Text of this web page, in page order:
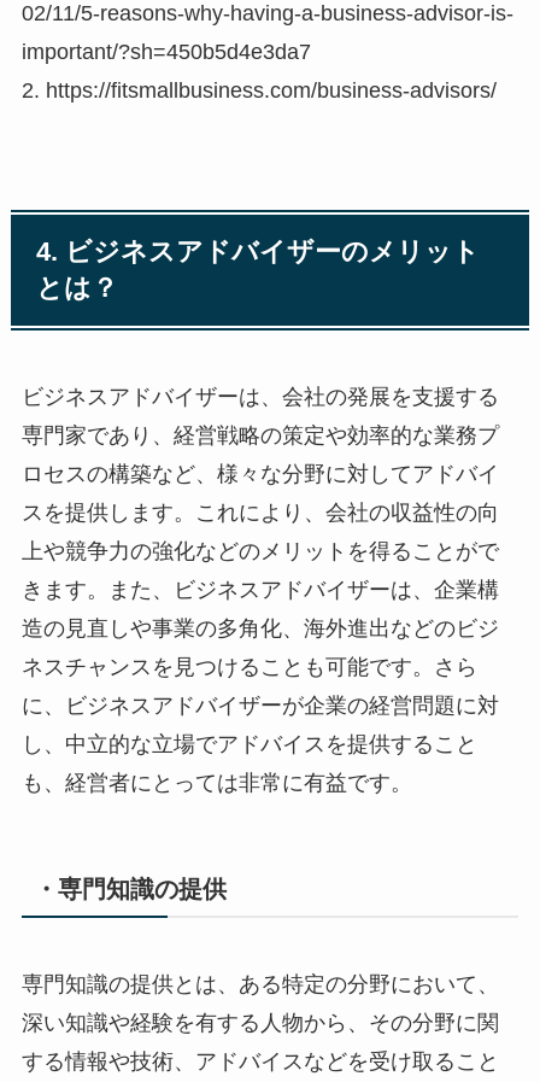
02/11/5-reasons-why-having-a-business-advisor-is-
important/?sh=450b5d4e3da7
2. https://fitsmallbusiness.com/business-advisors/
4. ビジネスアドバイザーのメリット
とは？
ビジネスアドバイザーは、会社の発展を支援する
専門家であり、経営戦略の策定や効率的な業務プ
ロセスの構築など、様々な分野に対してアドバイ
スを提供します。これにより、会社の収益性の向
上や競争力の強化などのメリットを得ることがで
きます。また、ビジネスアドバイザーは、企業構
造の見直しや事業の多角化、海外進出などのビジ
ネスチャンスを見つけることも可能です。さら
に、ビジネスアドバイザーが企業の経営問題に対
し、中立的な立場でアドバイスを提供すること
も、経営者にとっては非常に有益です。
・専門知識の提供
専門知識の提供とは、ある特定の分野において、
深い知識や経験を有する人物から、その分野に関
する情報や技術、アドバイスなどを受け取ること